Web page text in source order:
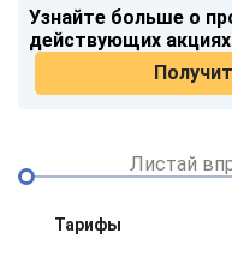
Узнайте больше о
действующих акциях
Листай
Тарифы